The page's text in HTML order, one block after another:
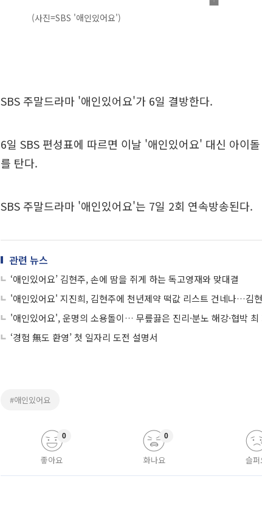
(사진=SBS '애인있어요')
SBS 주말드라마 '애인있어요'가 6일 결방한다.
6일 SBS 편성표에 따르면 이날 '애인있어요' 대신 아이
를 탄다.
SBS 주말드라마 '애인있어요'는 7일 2회 연속방송된다.
관련 뉴스
‘애인있어요’ 김현주, 손에 땀을 쥐게 하는 독고영재와 맞대결
'애인있어요' 지진희, 김현주에 천년제약 떡값 리스트 건네나…김
'애인있어요', 운명의 소용돌이… 무릎끓은 진리·분노 해강·협박 최
‘경험 無도 환영’ 첫 일자리 도전 설명서
#애인있어요
좋아요
0
화나요
0
슬